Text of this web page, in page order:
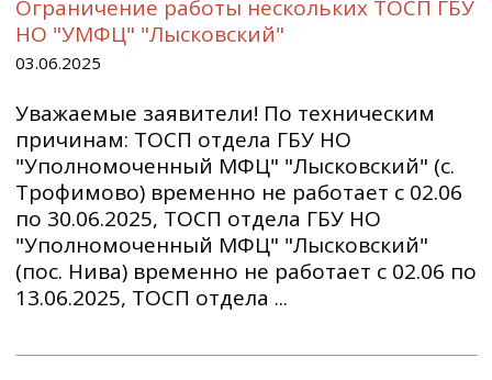
Ограничение работы нескольких ТОСП ГБУ
НО "УМФЦ" "Лысковский"
03.06.2025
Уважаемые заявители! По техническим
причинам: ТОСП отдела ГБУ НО
"Уполномоченный МФЦ" "Лысковский" (с.
Трофимово) временно не работает с 02.06
по 30.06.2025, ТОСП отдела ГБУ НО
"Уполномоченный МФЦ" "Лысковский"
(пос. Нива) временно не работает с 02.06 по
13.06.2025, ТОСП отдела ...